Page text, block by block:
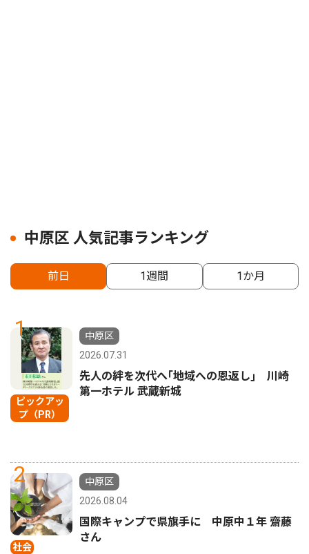
中原区 人気記事ランキング
前日 1週間 1か月
1
ピックアッ
プ（PR）
中原区
2026.07.31
先人の絆を次代へ｢地域への恩返し｣ 川崎
第一ホテル 武蔵新城
2
社会
中原区
2026.08.04
国際キャンプで県旗手に 中原中１年 齋藤
さん